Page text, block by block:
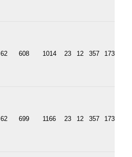
62 608 1014 23 12 357 173
62 699 1166 23 12 357 173